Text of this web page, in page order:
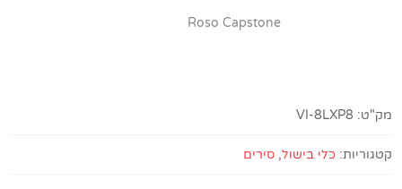
Roso Capstone
מק"ט: VI-8LXP8
קטגוריות:כלי בישול,סירים